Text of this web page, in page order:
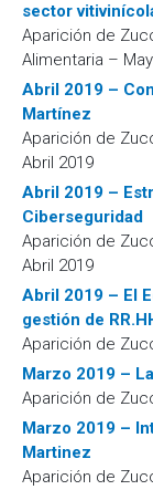
sector
Aparición de
Alimentaria –
Abril 2019 –
Martínez
Aparición de
Abril 2019
Abril 2019 –
Ciberseguridad
Aparición de
Abril 2019
Abril 2019 – El
gestión de
Aparición de
Marzo 2019 –
Aparición de
Marzo 2019 –
Martinez
Aparición de